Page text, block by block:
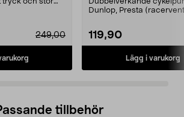
cyk...
249,00
Dunlop, Presta
119,90
Lägg i varukorg
tillbehör